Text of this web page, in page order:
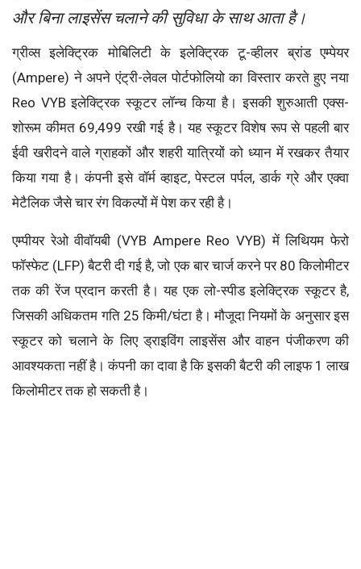
और बिना लाइसेंस चलाने की सुविधा के साथ आता है।
ग्रीव्स इलेक्ट्रिक मोबिलिटी के इलेक्ट्रिक टू-व्हीलर ब्रांड एम्पेयर
(Ampere) ने अपने एंट्री-लेवल पोर्टफोलियो का विस्तार करते हुए नया
Reo VYB इलेक्ट्रिक स्कूटर लॉन्च किया है। इसकी शुरुआती एक्स-
शोरूम कीमत 69,499 रखी गई है। यह स्कूटर विशेष रूप से पहली बार
ईवी खरीदने वाले ग्राहकों और शहरी यात्रियों को ध्यान में रखकर तैयार
किया गया है। कंपनी इसे वॉर्म व्हाइट, पेस्टल पर्पल, डार्क ग्रे और एक्वा
मेटैलिक जैसे चार रंग विकल्पों में पेश कर रही है।
एम्पीयर रेओ वीवॉयबी (VYB Ampere Reo VYB) में लिथियम फेरो
फॉस्फेट (LFP) बैटरी दी गई है, जो एक बार चार्ज करने पर 80 किलोमीटर
तक की रेंज प्रदान करती है। यह एक लो-स्पीड इलेक्ट्रिक स्कूटर है,
जिसकी अधिकतम गति 25 किमी/घंटा है। मौजूदा नियमों के अनुसार इस
स्कूटर को चलाने के लिए ड्राइविंग लाइसेंस और वाहन पंजीकरण की
आवश्यकता नहीं है। कंपनी का दावा है कि इसकी बैटरी की लाइफ 1 लाख
किलोमीटर तक हो सकती है।